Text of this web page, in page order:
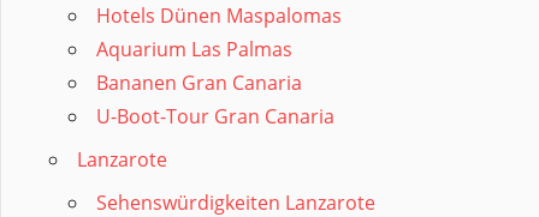
Hotels Dünen Maspalomas
Aquarium Las Palmas
Bananen Gran Canaria
U-Boot-Tour Gran Canaria
Lanzarote
Sehenswürdigkeiten Lanzarote